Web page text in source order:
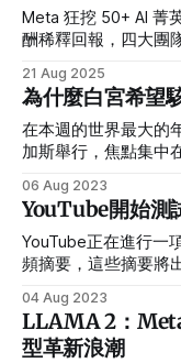
Meta 狂挖 50+ AI 菁
酬稀釋回報，四大團
21 Aug 2025
為什麼白宮希望
在本週的世界最大
加斯舉行，焦點集中
特別有興趣，他們希
起，試圖欺騙和尋找
06 Aug 2023
YouTube開始測
YouTube正在進行一
頻摘要，這些摘要將
觀看。然而，
編寫的視頻描述。
04 Aug 2023
LLAMA 2：
型革新浪潮